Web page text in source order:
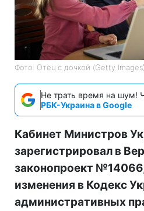
Фото: Отец с дочкой (Getty Images)
Не трать время на шум!
РБК-Украина в Google
Кабинет Министров
зарегистрировал в
законопроект
изменения в Кодекс
административных